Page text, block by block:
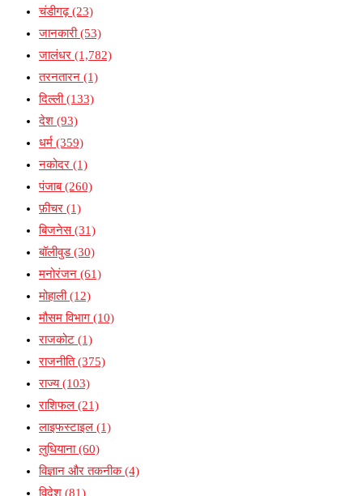
चंडीगढ़(23)
जानकारी(53)
जालंधर (1,782)
तरनतारन (1)
दिल्ली(133)
देश (93)
धर्म (359)
नकोदर (1)
पंजाब(260)
फ़ीचर (1)
बिजनेस(31)
बॉलीवुड(30)
मनोरंजन (61)
मोहाली(12)
मौसम विभाग (10)
राजकोट (1)
राजनीति(375)
राज्य(103)
राशिफल (21)
लाइफस्टाइल (1)
लुधियाना(60)
विज्ञान और तकनीक(4)
विदेश (81)